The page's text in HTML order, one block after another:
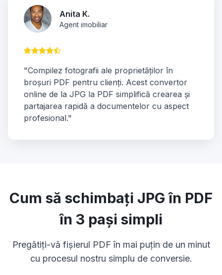
Anita K.
Agent imobiliar
"Compilez fotografii ale proprietăților în
broșuri PDF pentru clienți. Acest convertor
online de la JPG la PDF simplifică crearea și
partajarea rapidă a documentelor cu aspect
profesional."
Cum să schimbați JPG în PDF
în 3 pași simpli
Pregătiți-vă fișierul PDF în mai puțin de un minut
cu procesul nostru simplu de conversie.